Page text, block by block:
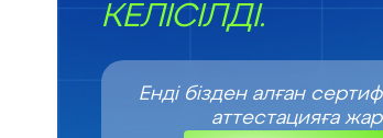
КЕЛІСІЛДІ.
Енді бізден алған
аттестацияға